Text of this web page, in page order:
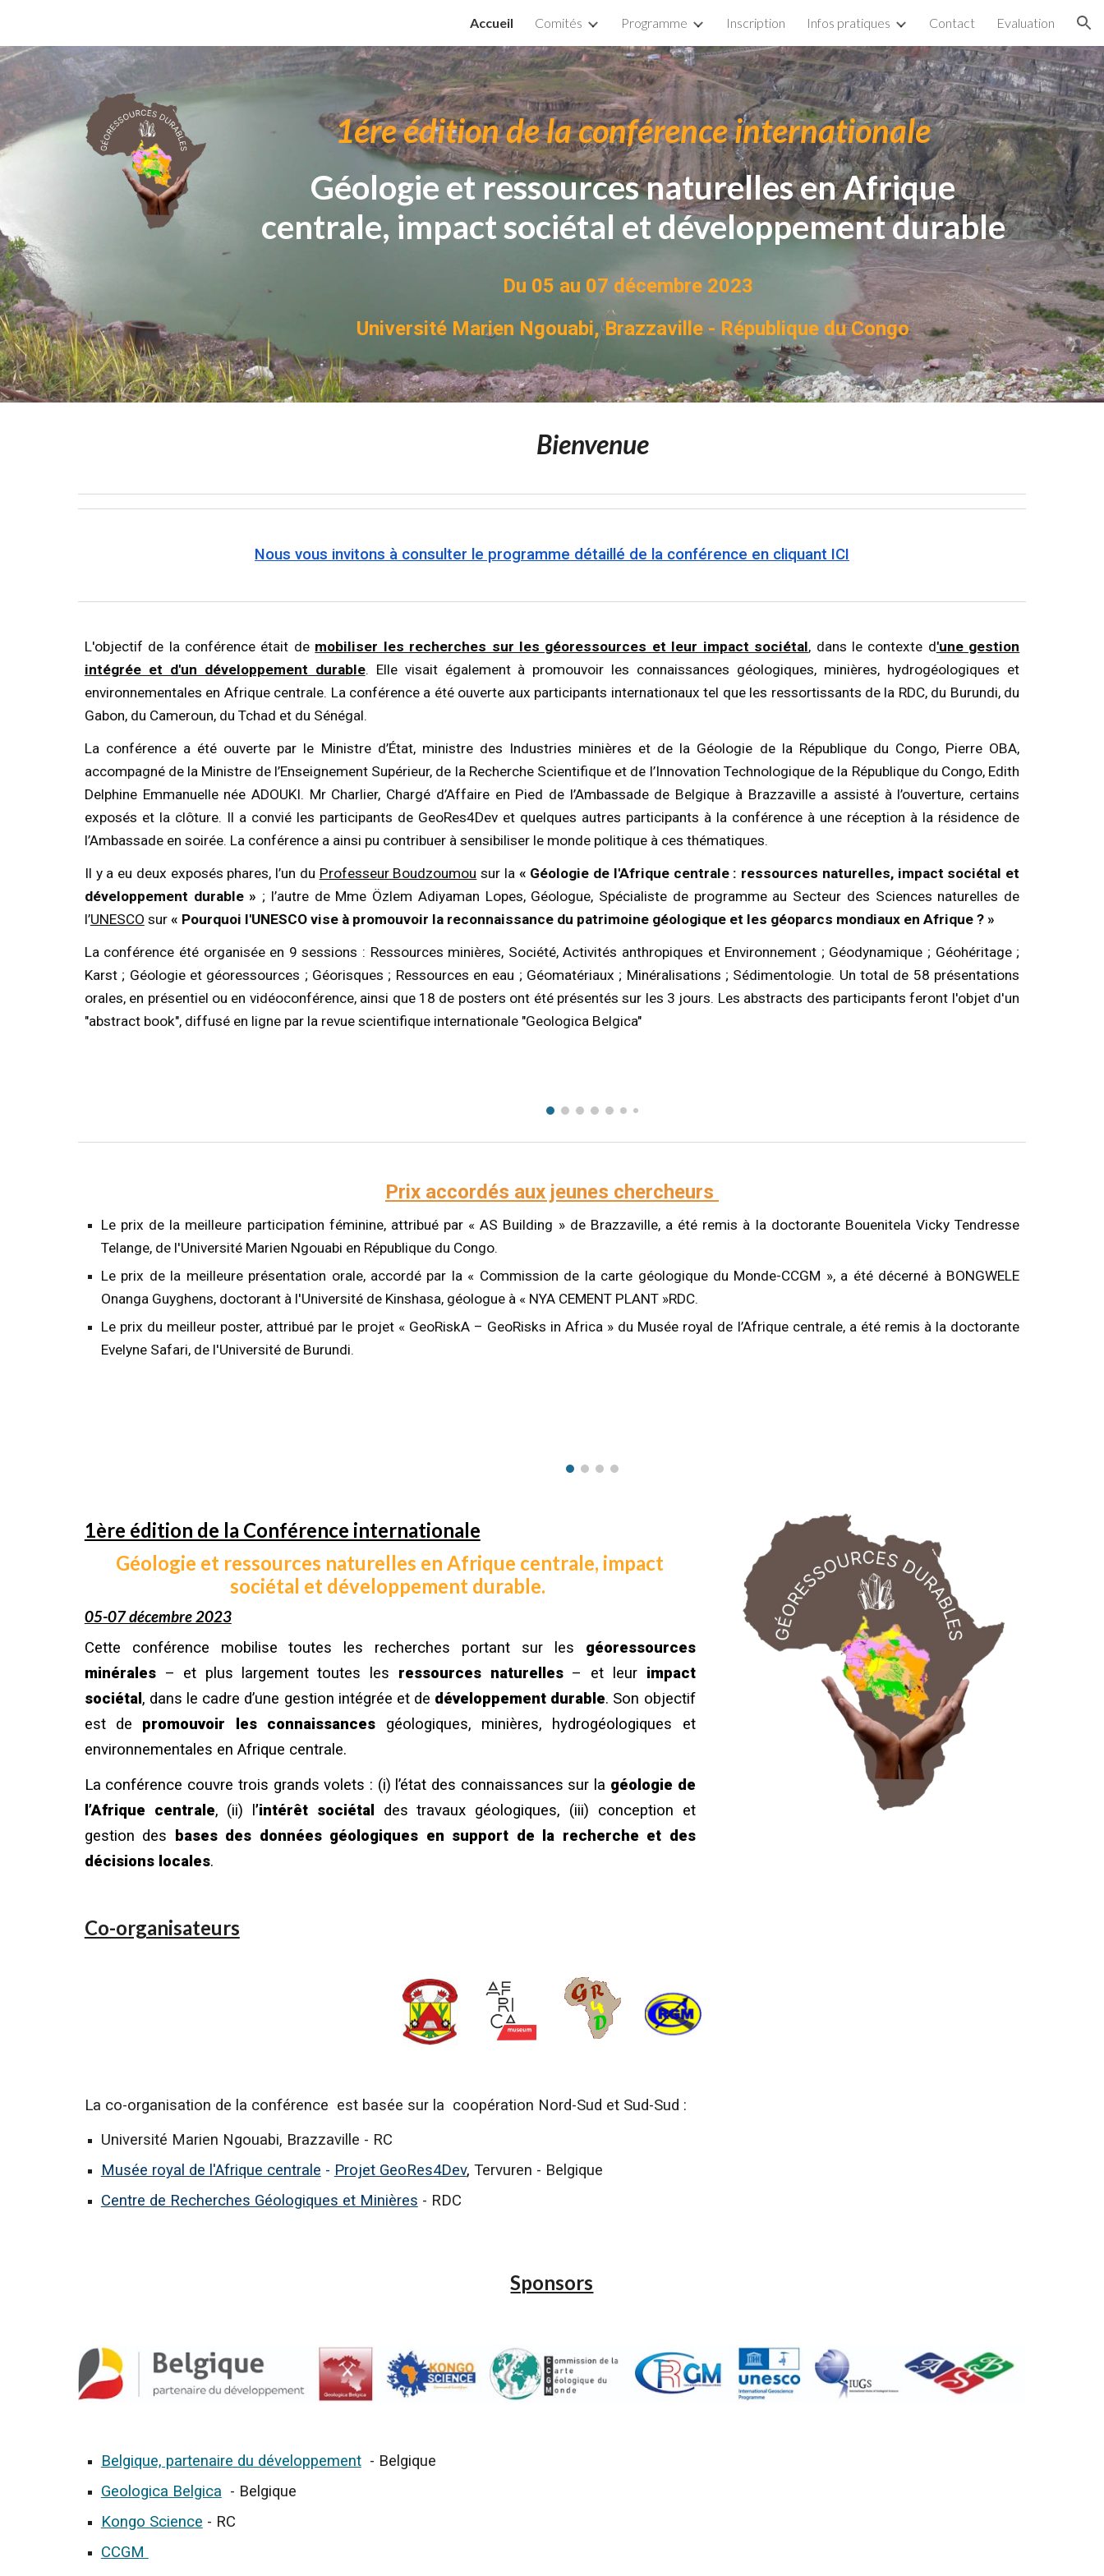
Skip to navigation
Accueil Comités Programme Inscription Infos pratiques Contact Evaluation
1ére édition de la conférence internationale
Géologie et ressources naturelles en Afrique
centrale, impact sociétal et développement durable
Du 05 au 07 décembre 2023
Université Marien Ngouabi, Brazzaville - République du Congo
Bienvenue
Nous vous invitons à consulter le programme détaillé de la conférence en cliquant ICI
L'objectif de la conférence était de mobiliser les recherches sur les géoressources et leur impact sociétal, dans le contexte d'une gestion
intégrée et d'un développement durable. Elle visait également à promouvoir les connaissances géologiques, minières, hydrogéologiques et
environnementales en Afrique centrale. La conférence a été ouverte aux participants internationaux tel que les ressortissants de la RDC, du Burundi, du
Gabon, du Cameroun, du Tchad et du Sénégal.
La conférence a été ouverte par le Ministre d’État, ministre des Industries minières et de la Géologie de la République du Congo, Pierre OBA,
accompagné de la Ministre de l’Enseignement Supérieur, de la Recherche Scientifique et de l’Innovation Technologique de la République du Congo, Edith
Delphine Emmanuelle née ADOUKI. Mr Charlier, Chargé d’Affaire en Pied de l’Ambassade de Belgique à Brazzaville a assisté à l’ouverture, certains
exposés et la clôture. Il a convié les participants de GeoRes4Dev et quelques autres participants à la conférence à une réception à la résidence de
l’Ambassade en soirée. La conférence a ainsi pu contribuer à sensibiliser le monde politique à ces thématiques.
Il y a eu deux exposés phares, l’un du Professeur Boudzoumou sur la « Géologie de l'Afrique centrale : ressources naturelles, impact sociétal et
développement durable » ; l’autre de Mme Özlem Adiyaman Lopes, Géologue, Spécialiste de programme au Secteur des Sciences naturelles de
l’UNESCO sur « Pourquoi l'UNESCO vise à promouvoir la reconnaissance du patrimoine géologique et les géoparcs mondiaux en Afrique ? »
La conférence été organisée en 9 sessions : Ressources minières, Société, Activités anthropiques et Environnement ; Géodynamique ; Géohéritage ;
Karst ; Géologie et géoressources ; Géorisques ; Ressources en eau ; Géomatériaux ; Minéralisations ; Sédimentologie. Un total de 58 présentations
orales, en présentiel ou en vidéoconférence, ainsi que 18 de posters ont été présentés sur les 3 jours. Les abstracts des participants feront l'objet d'un
"abstract book", diffusé en ligne par la revue scientifique internationale "Geologica Belgica"
Prix accordés aux jeunes chercheurs
Le prix de la meilleure participation féminine, attribué par « AS Building » de Brazzaville, a été remis à la doctorante Bouenitela Vicky Tendresse
Telange, de l'Université Marien Ngouabi en République du Congo.
Le prix de la meilleure présentation orale, accordé par la « Commission de la carte géologique du Monde-CCGM », a été décerné à BONGWELE
Onanga Guyghens, doctorant à l'Université de Kinshasa, géologue à « NYA CEMENT PLANT »RDC.
Le prix du meilleur poster, attribué par le projet « GeoRiskA – GeoRisks in Africa » du Musée royal de l’Afrique centrale, a été remis à la doctorante
Evelyne Safari, de l'Université de Burundi.
1ère édition de la Conférence internationale
Géologie et ressources naturelles en Afrique centrale, impact
sociétal et développement durable.
05-07 décembre 2023
Cette conférence mobilise toutes les recherches portant sur les géoressources
minérales– et plus largement toutes les ressources naturelles– et leur impact
sociétal , dans le cadre d’une gestion intégrée et de développement durable. Son objectif
est de promouvoir les connaissances géo logiques, minières, hydrogéologiques et
environnementales en Afrique centrale.
La conférence couvre trois grands volets : (i) l’état des connaissances sur la géologie de
l’Afrique centrale, (ii) l’intérêt sociétal des travaux géologiques, (iii) conception et
gestion des bases des données géologiques en support de la recherche et des
décisions locales.
Co-organisateurs
La co-organisation de la conférence est basée sur la coopération Nord-Sud et Sud-Sud :
Université Marien Ngouabi, Brazzaville - RC
Musée royal de l'Afrique centrale - Projet GeoRes4Dev, Tervuren - Belgique
Centre de Recherches Géologiques et Minières - RDC
Sponsors
Belgique, partenaire du développement - Belgique
Geologica Belgica - Belgique
Kongo Science - RC
CCGM